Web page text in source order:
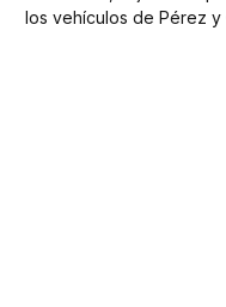
los vehículos de Pérez y